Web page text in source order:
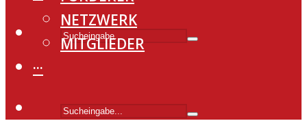
NETZWERK
MITGLIEDER
···